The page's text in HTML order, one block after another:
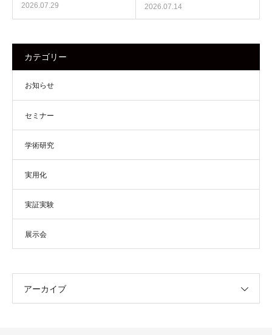
2026.07.29 2026.07.14
カテゴリー
お知らせ
セミナー
学術研究
実用化
実証実験
展示会
アーカイブ